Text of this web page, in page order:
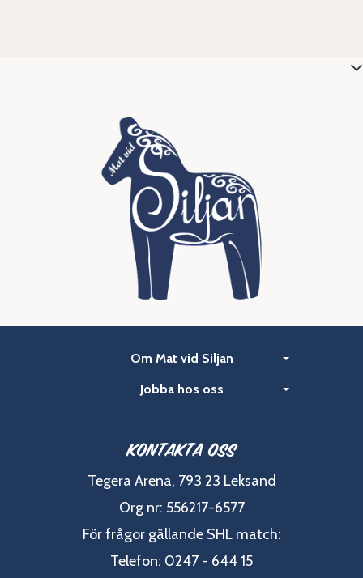
Om Mat vid Siljan
Jobba hos oss
Kontakta oss
Tegera Arena, 793 23 Leksand
Org nr: 556217-6577
För frågor gällande SHL match:
Telefon: 0247 - 644 15